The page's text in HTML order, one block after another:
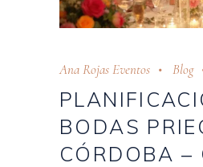
Ana Rojas Eventos Blog
BODAS
CÓRDOBA –